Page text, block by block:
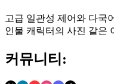
고급 일관성 제어와 다국
인물 캐릭터의 사진 같은
커뮤니티 :